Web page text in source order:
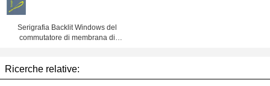
Serigrafia Backlit Windows del
commutatore di membrana di
Ricerche relative: